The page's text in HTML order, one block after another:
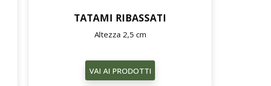
TATAMI RIBASSATI
Altezza 2,5 cm
VAI AI PRODOTTI